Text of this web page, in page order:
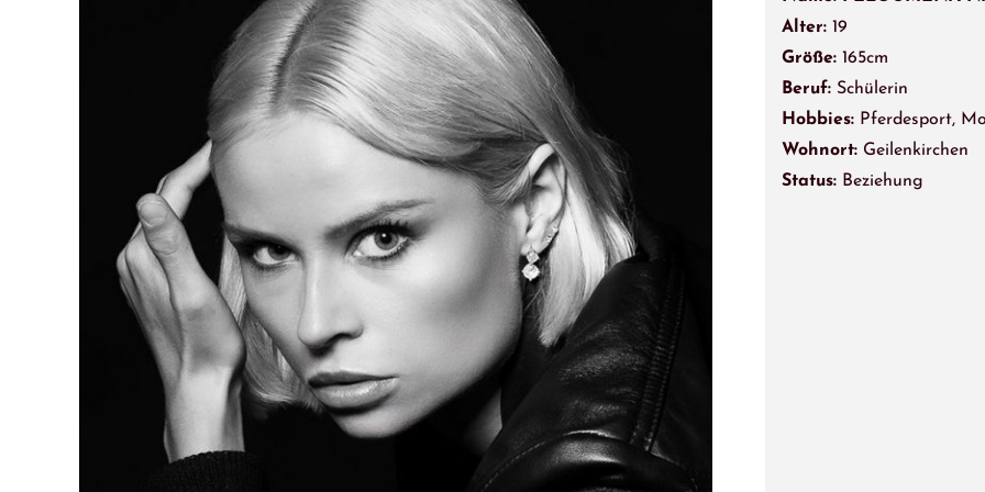
Alter:19
Größe: 165cm
Beruf:Schülerin
Hobbies:Pferdesport,
Wohnort: Geilenkirchen
Status: Beziehung